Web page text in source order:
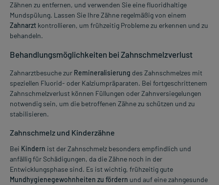
Zähnen zu entfernen, und verwenden Sie eine fluoridhaltige
Mundspülung. Lassen Sie Ihre Zähne regelmäßig von einem
Zahnarzt kontrollieren, um frühzeitig Probleme zu erkennen und zu
behandeln.
Behandlungsmöglichkeiten bei Zahnschmelzverlust
Zahnarztbesuche zur Remineralisierung des Zahnschmelzes mit
speziellen Fluorid- oder Kalziumpräparaten. Bei fortgeschrittenem
Zahnschmelzverlust können Füllungen oder Zahnversiegelungen
notwendig sein, um die betroffenen Zähne zu schützen und zu
stabilisieren.
Zahnschmelz und Kinderzähne
Bei Kindern ist der Zahnschmelz besonders empfindlich und
anfällig für Schädigungen, da die Zähne noch in der
Entwicklungsphase sind. Es ist wichtig, frühzeitig gute
Mundhygienegewohnheiten zu fördern und auf eine zahngesunde